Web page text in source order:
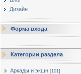
Дизайн
Форма входа
Категории раздела
Аркады и экшн [101]